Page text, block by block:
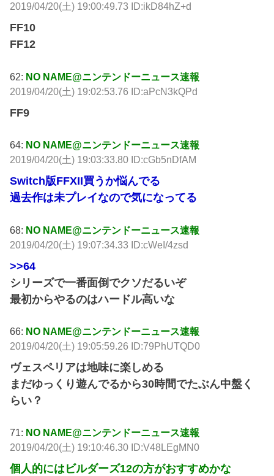
2019/04/20(土) 19:00:49.73 ID:ikD84hZ+d
FF10
FF12
62: NO NAME@ニンテンドーニュース速報
2019/04/20(土) 19:02:53.76 ID:aPcN3kQPd
FF9
64: NO NAME@ニンテンドーニュース速報
2019/04/20(土) 19:03:33.80 ID:cGb5nDfAM
Switch版FFXII買うか悩んでる
過去作は未プレイなので気になってる
68: NO NAME@ニンテンドーニュース速報
2019/04/20(土) 19:07:34.33 ID:cWeI/4zsd
>>64
シリーズで一番面倒でクソだるいぞ
最初からやるのはハードル高いな
66: NO NAME@ニンテンドーニュース速報
2019/04/20(土) 19:05:59.26 ID:79PhUTQD0
ヴェスペリアは地味に楽しめる
まだゆっくり遊んでるから30時間でたぶん中盤く
らい？
71: NO NAME@ニンテンドーニュース速報
2019/04/20(土) 19:10:46.30 ID:V48LEgMN0
個人的にはビルダーズ12の方がおすすめかな